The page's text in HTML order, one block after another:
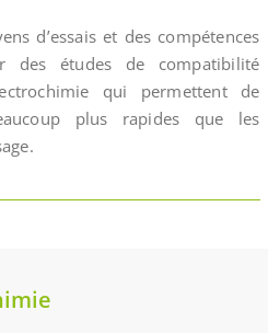
d’essais et des compétences
des études de compatibilité
qui permettent de
plus rapides que les